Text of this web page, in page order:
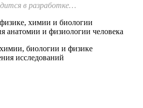
в разработке…
химии и биологии
анатомии и физиологии человека
биологии и физике
исследований